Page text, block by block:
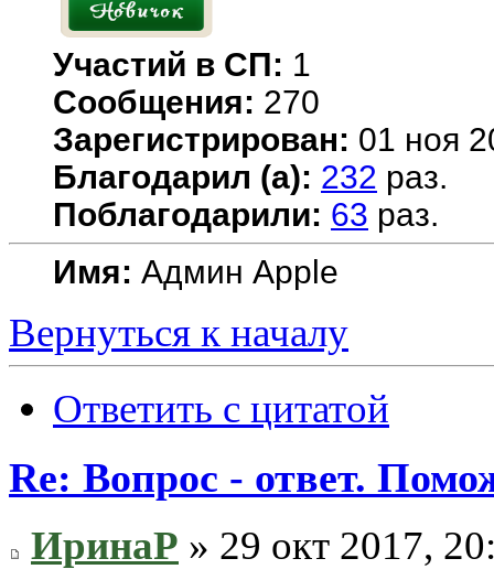
Участий в СП: 1
Сообщения: 270
Зарегистрирован: 01 ноя
Благодарил (а): 232 раз.
Поблагодарили: 63 раз.
Имя: Админ Apple
Вернуться к началу
Ответить с цитатой
Re: Вопрос - ответ.
ИринаР » 29 окт 2017,